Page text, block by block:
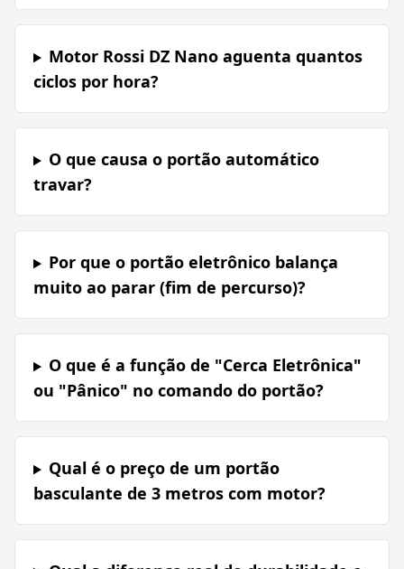
Motor Rossi DZ Nano aguenta quantos
ciclos por hora?
O que causa o portão automático
travar?
Por que o portão eletrônico balança
muito ao parar (fim de percurso)?
O que é a função de "Cerca Eletrônica"
ou "Pânico" no comando do portão?
Qual é o preço de um portão
basculante de 3 metros com motor?